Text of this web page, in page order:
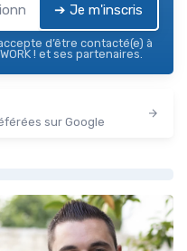
➔ Je m'inscris
d’être contacté(e) à
! et ses partenaires.
sur Google